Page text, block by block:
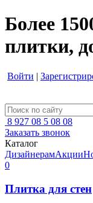
Более
плитки,
Войти |
8 927 08 5 08 08
Заказать звонок
Каталог
ДизайнерамАкции
0
Плитка для стен